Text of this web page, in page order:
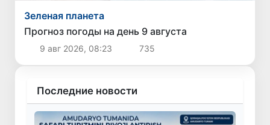
Зеленая планета
Прогноз погоды на день 9 августа
9 авг 2026, 08:23 735
Последние новости